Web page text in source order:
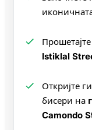
Istiklal
Откријте
бисери на
Camondo